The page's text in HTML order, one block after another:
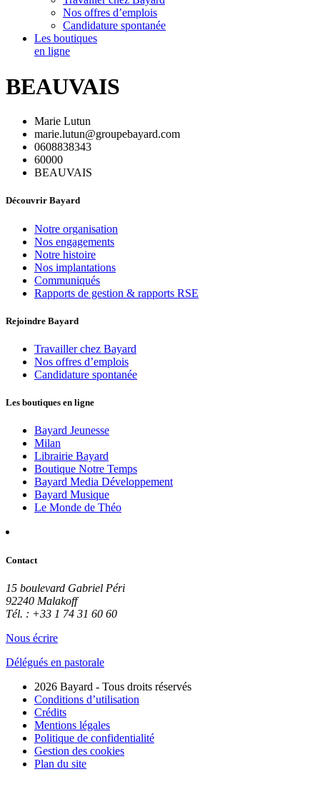
Nos offres d’emplois
Candidature spontanée
Les boutiques
en ligne
BEAUVAIS
Marie Lutun
marie.lutun@groupebayard.com
0608838343
60000
BEAUVAIS
Découvrir Bayard
Notre organisation
Nos engagements
Notre histoire
Nos implantations
Communiqués
Rapports de gestion & rapports RSE
Rejoindre Bayard
Travailler chez Bayard
Nos offres d’emplois
Candidature spontanée
Les boutiques en ligne
Bayard Jeunesse
Milan
Librairie Bayard
Boutique Notre Temps
Bayard Media Développement
Bayard Musique
Le Monde de Théo
Contact
15 boulevard Gabriel Péri
92240 Malakoff
Tél. : +33 1 74 31 60 60
Nous écrire
Délégués en pastorale
2026 Bayard - Tous droits réservés
Conditions d’utilisation
Crédits
Mentions légales
Politique de confidentialité
Gestion des cookies
Plan du site